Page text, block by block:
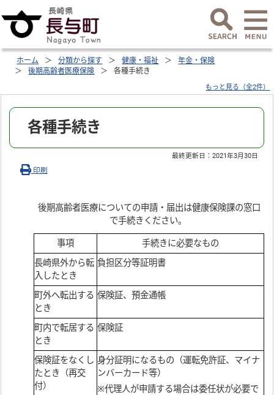
ホーム 分類から探す 健康・福祉
年金・保険
後期高齢者医療保険
各種手続き
もっと見る（全2件）
各種手続き
最終更新日：2021年3月30日
印刷
後期高齢者医療についての申請・届出は健康保険課の窓口
で手続きください。
事項
手続きに必要なもの
長崎県外から転
入したとき
負担区分等証明書
町外へ転出する
とき
保険証、預金通帳
町内で転居する
とき
保険証
保険証をなくし
たとき（再交
付）
身分証明になるもの（運転免許証、マイナ
ンバーカード等）
※代理人が申請する場合は委任状が必要で